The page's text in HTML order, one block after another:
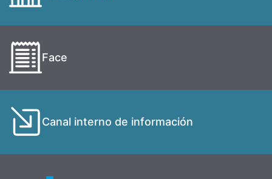
Face
Canal interno de información